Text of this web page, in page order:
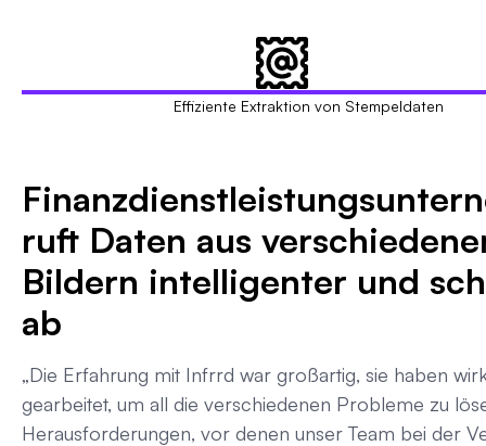
Effiziente Extraktion von Stempeldaten
ruft Daten aus
Bildern intelligenter und
ab
„Die Erfahrung mit Infrrd war großartig, sie haben
gearbeitet, um all die verschiedenen Probleme zu
Herausforderungen, vor denen unser Team bei der